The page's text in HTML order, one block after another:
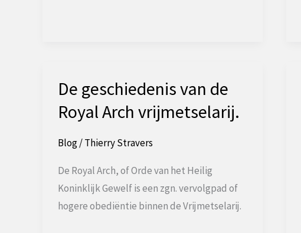
Mariner
De geschiedenis van de
Royal Arch vrijmetselarij.
Blog/Thierry Stravers
De Royal Arch, of Orde van het Heilig
Koninklijk Gewelf is een zgn. vervolgpad of
hogere obediëntie binnen de Vrijmetselarij.